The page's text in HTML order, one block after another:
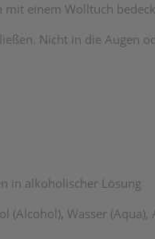
einem Wolltuch
Nicht in die Augen
in alkoholischer Lösung
(Alcohol), Wasser